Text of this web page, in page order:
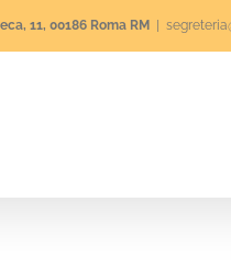
11, 00186 Roma RM